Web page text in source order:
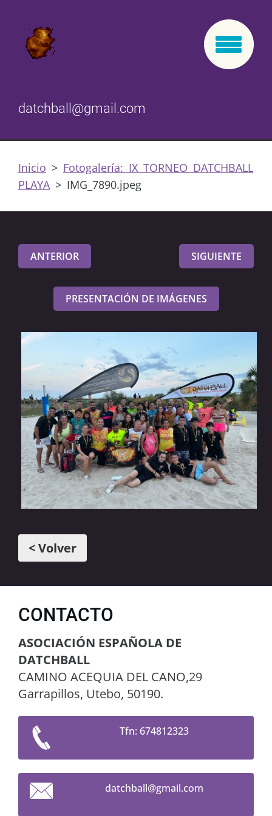
datchball@gmail.com
Inicio > Fotogalería: IX TORNEO DATCHBALL
PLAYA > IMG_7890.jpeg
ANTERIOR SIGUIENTE
PRESENTACIÓN DE IMÁGENES
< Volver
CONTACTO
ASOCIACIÓN ESPAÑOLA DE
DATCHBALL
CAMINO ACEQUIA DEL CANO,29
Garrapillos, Utebo, 50190.
Tfn: 674812323
datchball@gmail.com